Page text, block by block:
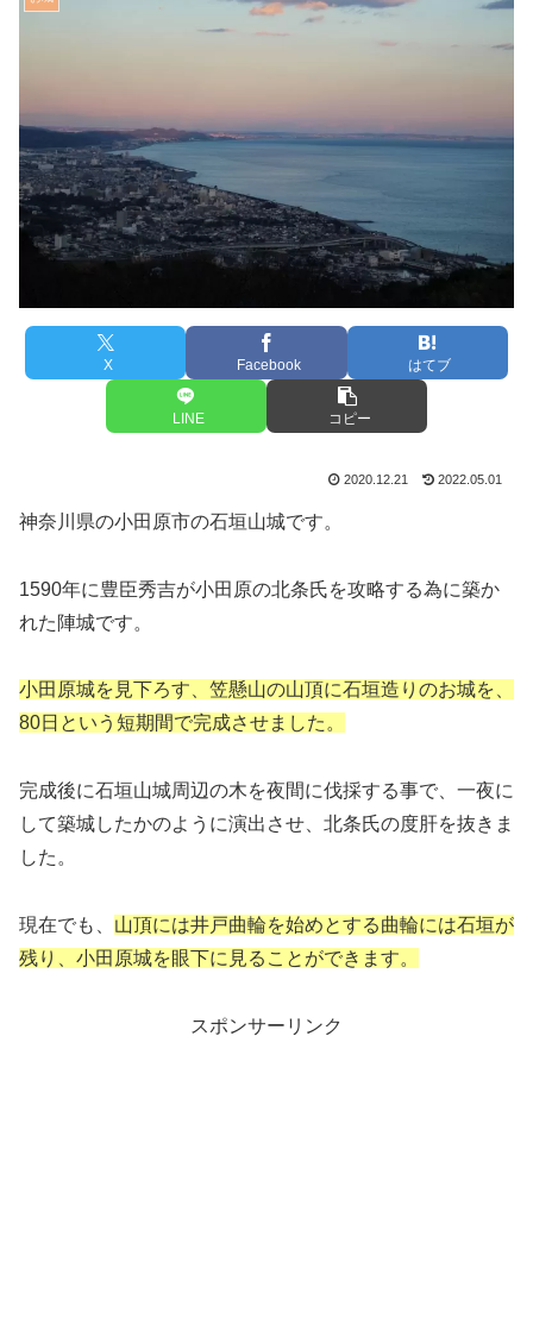
X Facebook はてブ
LINE コピー
2020.12.21 2022.05.01
神奈川県の小田原市の石垣山城です。
1590年に豊臣秀吉が小田原の北条氏を攻略する為に築か
れた陣城です。
小田原城を見下ろす、笠懸山の山頂に石垣造りのお城を、
80日という短期間で完成させました。
完成後に石垣山城周辺の木を夜間に伐採する事で、一夜に
して築城したかのように演出させ、北条氏の度肝を抜きま
した。
現在でも、 山頂には井戸曲輪を始めとする曲輪には石垣が
残り、小田原城を眼下に見ることができます。
スポンサーリンク